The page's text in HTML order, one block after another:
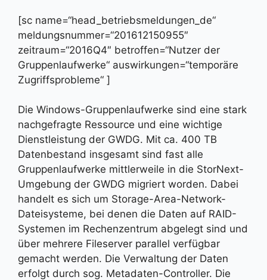
[sc name=“head_betriebsmeldungen_de“
meldungsnummer=“201612150955″
zeitraum=“2016Q4″ betroffen=“Nutzer der
Gruppenlaufwerke“ auswirkungen=“temporäre
Zugriffsprobleme“ ]
Die Windows-Gruppenlaufwerke sind eine stark
nachgefragte Ressource und eine wichtige
Dienstleistung der GWDG. Mit ca. 400 TB
Datenbestand insgesamt sind fast alle
Gruppenlaufwerke mittlerweile in die StorNext-
Umgebung der GWDG migriert worden. Dabei
handelt es sich um Storage-Area-Network-
Dateisysteme, bei denen die Daten auf RAID-
Systemen im Rechenzentrum abgelegt sind und
über mehrere Fileserver parallel verfügbar
gemacht werden. Die Verwaltung der Daten
erfolgt durch sog. Metadaten-Controller. Die